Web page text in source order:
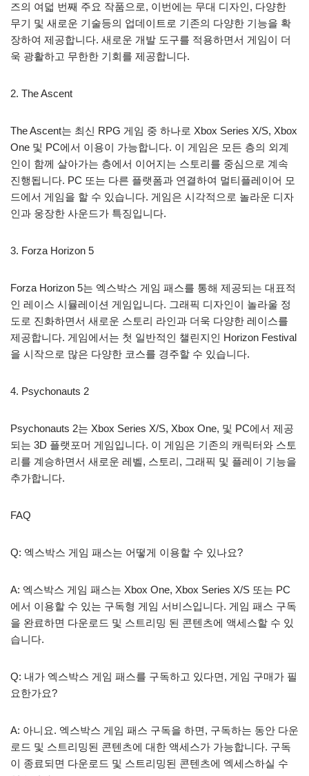
즈의 여덟 번째 주요 작품으로, 이번에는 무대 디자인, 다양한
무기 및 새로운 기술등의 업데이트로 기존의 다양한 기능을 확
장하여 제공합니다. 새로운 개발 도구를 적용하면서 게임이 더
욱 광활하고 무한한 기회를 제공합니다.
2. The Ascent
The Ascent는 최신 RPG 게임 중 하나로 Xbox Series X/S, Xbox
One 및 PC에서 이용이 가능합니다. 이 게임은 모든 층의 외계
인이 함께 살아가는 층에서 이어지는 스토리를 중심으로 계속
진행됩니다. PC 또는 다른 플랫폼과 연결하여 멀티플레이어 모
드에서 게임을 할 수 있습니다. 게임은 시각적으로 놀라운 디자
인과 웅장한 사운드가 특징입니다.
3. Forza Horizon 5
Forza Horizon 5는 엑스박스 게임 패스를 통해 제공되는 대표적
인 레이스 시뮬레이션 게임입니다. 그래픽 디자인이 놀라울 정
도로 진화하면서 새로운 스토리 라인과 더욱 다양한 레이스를
제공합니다. 게임에서는 첫 일반적인 챌린지인 Horizon Festival
을 시작으로 많은 다양한 코스를 경주할 수 있습니다.
4. Psychonauts 2
Psychonauts 2는 Xbox Series X/S, Xbox One, 및 PC에서 제공
되는 3D 플랫포머 게임입니다. 이 게임은 기존의 캐릭터와 스토
리를 계승하면서 새로운 레벨, 스토리, 그래픽 및 플레이 기능을
추가합니다.
FAQ
Q: 엑스박스 게임 패스는 어떻게 이용할 수 있나요?
A: 엑스박스 게임 패스는 Xbox One, Xbox Series X/S 또는 PC
에서 이용할 수 있는 구독형 게임 서비스입니다. 게임 패스 구독
을 완료하면 다운로드 및 스트리밍 된 콘텐츠에 액세스할 수 있
습니다.
Q: 내가 엑스박스 게임 패스를 구독하고 있다면, 게임 구매가 필
요한가요?
A: 아니요. 엑스박스 게임 패스 구독을 하면, 구독하는 동안 다운
로드 및 스트리밍된 콘텐츠에 대한 액세스가 가능합니다. 구독
이 종료되면 다운로드 및 스트리밍된 콘텐츠에 엑세스하실 수